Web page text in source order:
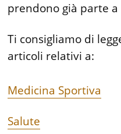
prendono già parte
Ti consigliamo di
articoli relativi a:
Medicina Sportiva
Salute